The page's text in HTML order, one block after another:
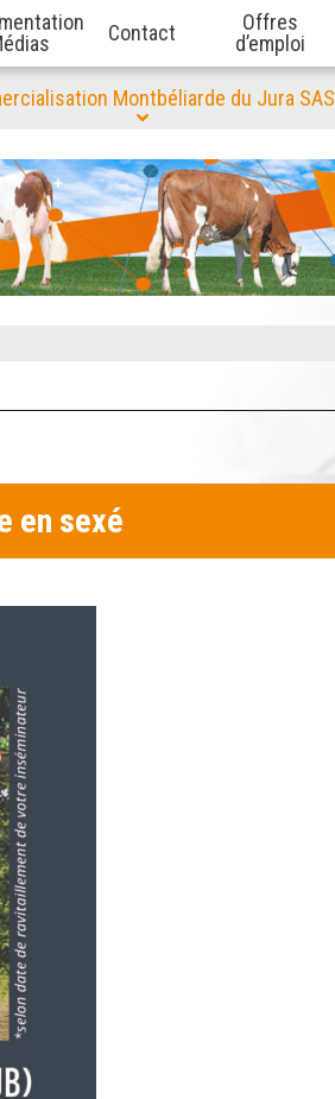
Contact
Offres
d’emploi
Montbéliarde du Jura SAS
en sexé